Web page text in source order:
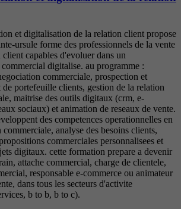
et digitalisation de la relation client propose
ursule forme des professionnels de la vente
capables d'evoluer dans un
digitalise. au programme :
commerciale, prospection et
de portefeuille clients, gestion de la relation
maitrise des outils digitaux (crm, e-
sociaux) et animation de reseaux de vente.
des competences operationnelles en
analyse des besoins clients,
commerciales personnalisees et
digitaux. cette formation prepare a devenir
attache commercial, charge de clientele,
responsable e-commerce ou animateur
dans tous les secteurs d'activite
b to b, b to c).